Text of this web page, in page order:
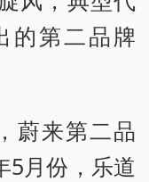
的第二品牌
蔚来第二品
5月份，乐道